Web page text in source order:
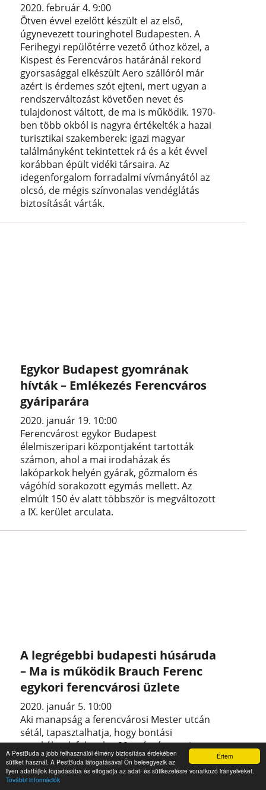
Értem
A PestBuda a jobb felhasználói élmény biztosítása érdekében
sütiket használ. A PestBuda látogatásával Ön beleegyezik az
ilyen adatfájlok fogadásába és elfogadja az adat- és sütikezelésre vonatkozó irányelveket.
További információk
2020. február 4. 9:00
Ötven évvel ezelőtt készült el az első,
úgynevezett touringhotel Budapesten. A
Ferihegyi repülőtérre vezető úthoz közel, a
Kispest és Ferencváros határánál rekord
gyorsasággal elkészült Aero szállóról már
azért is érdemes szót ejteni, mert ugyan a
rendszerváltozást követően nevet és
tulajdonost váltott, de ma is működik. 1970-
ben több okból is nagyra értékelték a hazai
turisztikai szakemberek: igazi magyar
találmányként tekintettek rá és a két évvel
korábban épült vidéki társaira. Az
idegenforgalom forradalmi vívmányától az
olcsó, de mégis színvonalas vendéglátás
biztosítását várták.
Egykor Budapest gyomrának
hívták – Emlékezés Ferencváros
gyáriparára
2020. január 19. 10:00
Ferencvárost egykor Budapest
élelmiszeripari központjaként tartották
számon, ahol a mai irodaházak és
lakóparkok helyén gyárak, gőzmalom és
vágóhíd sorakozott egymás mellett. Az
elmúlt 150 év alatt többször is megváltozott
a IX. kerület arculata.
A legrégebbi budapesti húsáruda
– Ma is működik Brauch Ferenc
egykori ferencvárosi üzlete
2020. január 5. 10:00
Aki manapság a ferencvárosi Mester utcán
sétál, tapasztalhatja, hogy bontási
munkálatok folynak a 29. számú egyszintes
épület körül. Egy most is működő hentesbolt
mellett és mögött ódon gyárépület falai
tűnnek el, de a vásárlók még zavartalanul